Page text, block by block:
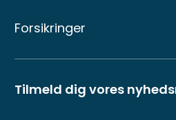
Forsikringer
Tilmeld dig vores